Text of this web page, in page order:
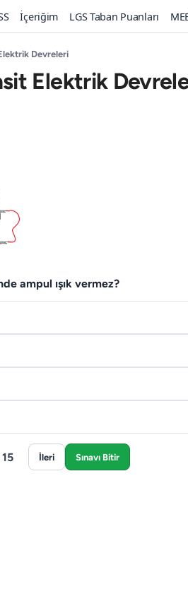
İçeriğim LGS Taban Puanları
Devreleri
Elektrik
ampul ışık vermez?
İleri Sınavı Bitir